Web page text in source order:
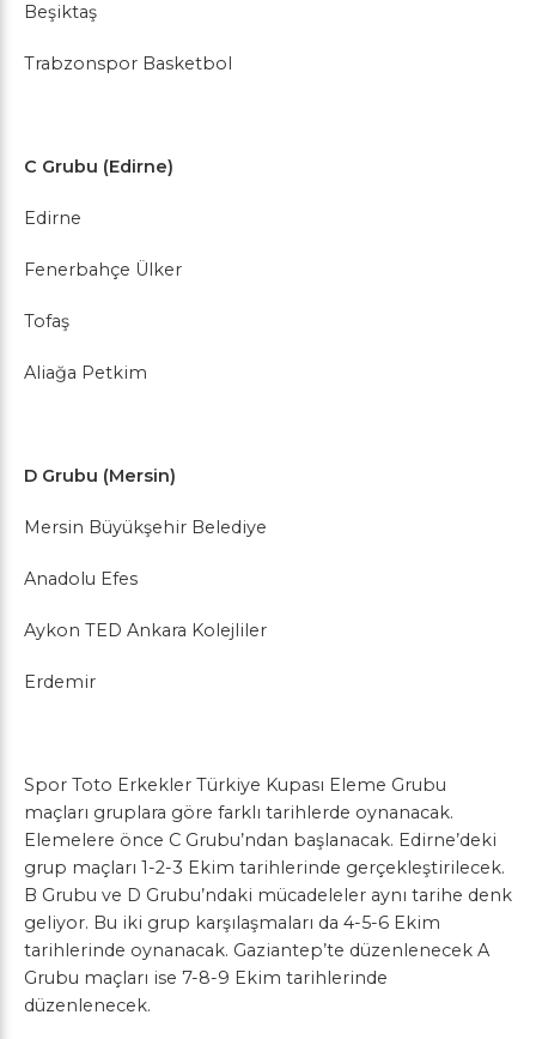
Beşiktaş
Trabzonspor Basketbol
C Grubu (Edirne)
Edirne
Fenerbahçe Ülker
Tofaş
Aliağa Petkim
D Grubu (Mersin)
Mersin Büyükşehir Belediye
Anadolu Efes
Aykon TED Ankara Kolejliler
Erdemir
Spor Toto Erkekler Türkiye Kupası Eleme Grubu
maçları gruplara göre farklı tarihlerde oynanacak.
Elemelere önce C Grubu’ndan başlanacak. Edirne’deki
grup maçları 1-2-3 Ekim tarihlerinde gerçekleştirilecek.
B Grubu ve D Grubu’ndaki mücadeleler aynı tarihe denk
geliyor. Bu iki grup karşılaşmaları da 4-5-6 Ekim
tarihlerinde oynanacak. Gaziantep’te düzenlenecek A
Grubu maçları ise 7-8-9 Ekim tarihlerinde
düzenlenecek.